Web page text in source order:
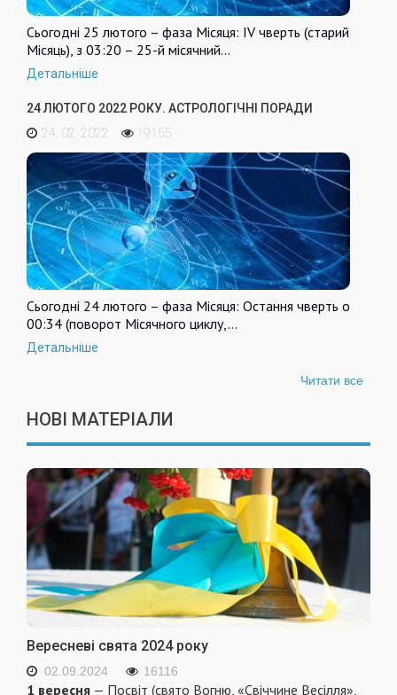
Сьогодні 25 лютого – фаза Місяця: IV чверть (старий
Місяць), з 03:20 – 25-й місячний…
Детальніше
24 ЛЮТОГО 2022 РОКУ. АСТРОЛОГІЧНІ ПОРАДИ
24. 02. 2022
19155
Сьогодні 24 лютого – фаза Місяця: Остання чверть о
00:34 (поворот Місячного циклу,…
Детальніше
Читати все
НОВІ МАТЕРІАЛИ
Вересневі свята 2024 року
02.09.2024 16116
1 вересня — Посвіт (свято Вогню, «Свіччине Весілля»,